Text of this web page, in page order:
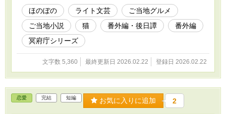
ほのぼの ライト文芸
ご当地グルメ
ご当地小説
猫 番外編・後日譚
番外編
冥府庁シリーズ
文字数 5,360 最終更新日 2026.02.22 登録日 2026.02.22
恋愛 完結 短編 お気に入りに追加 2